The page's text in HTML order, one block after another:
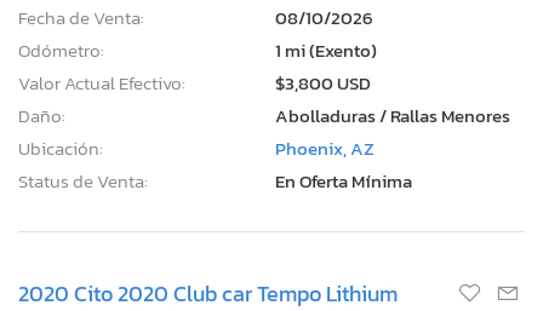
Fecha de Venta:
08/10/2026
Odómetro:
1 mi (Exento)
Valor Actual Efectivo:
$3,800 USD
Daño:
Abolladuras / Rallas Menores
Ubicación:
Phoenix, AZ
Status de Venta:
En Oferta Mínima
2020 Cito 2020 Club car Tempo Lithium